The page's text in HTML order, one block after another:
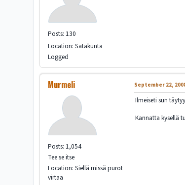
Posts: 130
Location: Satakunta
Logged
Murmeli
Posts: 1,054
Tee se itse
Location: Siellä missä purot
virtaa
September 22,
Ilmeiseti sun
Kannatta kysellä